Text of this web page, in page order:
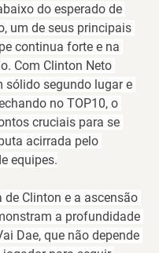
do esperado de
, um de seus principais
continua forte e na
. Com Clinton Neto
sólido segundo lugar e
no TOP10, o
cruciais para se
acirrada pelo
equipes.
de Clinton e a ascensão
a profundidade
Dae, que não depende